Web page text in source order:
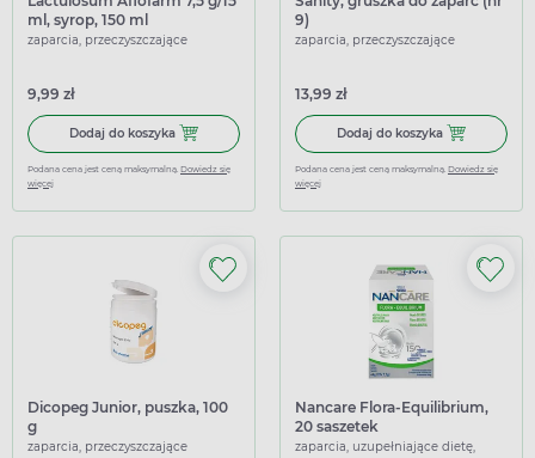
ml, syrop, 150 ml
zaparcia, przeczyszczające
9,99 zł
Dodaj do koszyka Dodaj do koszyka Lactulosum Aflofarm 7,5 g/15 ml, syrop,
Podana cena jest ceną maksymalną. Dowiedz się
więcej
9)
zaparcia, przeczyszczające
13,99 zł
Dodaj do koszyka Dodaj do
Podana cena jest ceną maksymalną. Dowiedz się
więcej
Dicopeg Junior, puszka, 100
g
zaparcia, przeczyszczające
Nancare Flora-Equilibrium,
20 saszetek
zaparcia, uzupełniające dietę,